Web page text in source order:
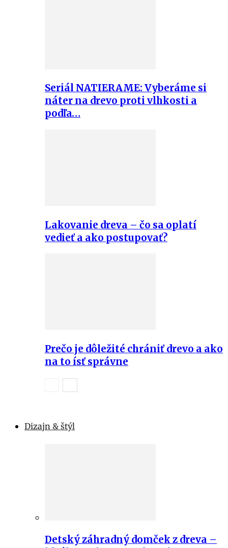
Seriál NATIERAME: Vyberáme si
náter na drevo proti vlhkosti a
podľa…
Lakovanie dreva – čo sa oplatí
vedieť a ako postupovať?
Prečo je dôležité chrániť drevo a ako
na to ísť správne
Dizajn & štýl
Detský záhradný domček z dreva –